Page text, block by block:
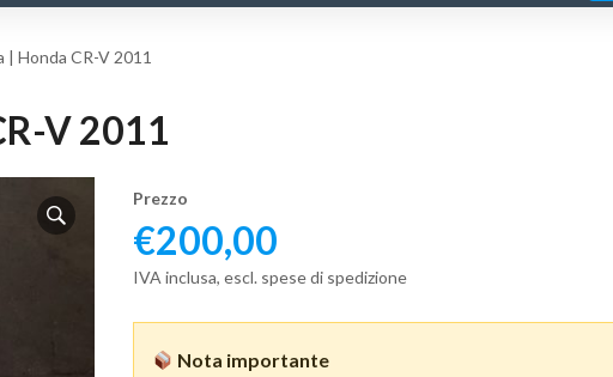
Honda CR-V 2011
V 2011
Prezzo
€200,00
IVA inclusa, escl. spese di spedizione
Nota importante